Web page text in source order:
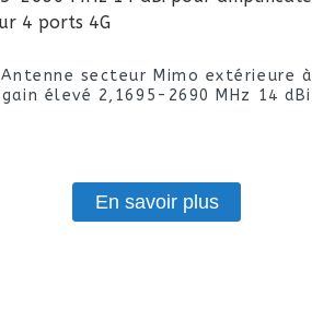
Antenne secteur Mimo extérieure à
gain élevé 2,1695-2690 MHz 14 dBi
En savoir plus